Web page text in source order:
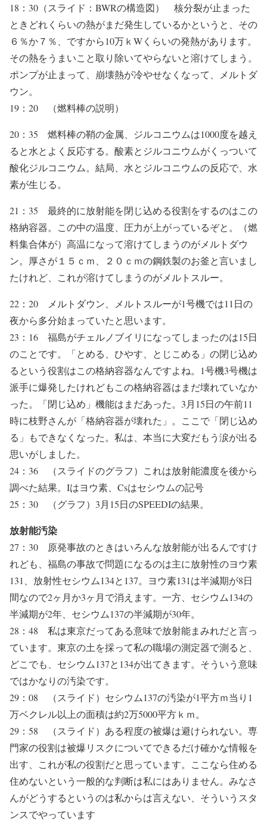
18：30（スライド：BWRの構造図） 核分裂が止まった
ときどれくらいの熱がまだ発生しているかというと、その
６％か７％、ですから10万ｋWくらいの発熱があります。
その熱をうまいこと取り除いてやらないと溶けてしまう。
ポンプが止まって、崩壊熱が冷やせなくなって、メルトダ
ウン。
19：20 （燃料棒の説明）
20：35 燃料棒の鞘の金属、ジルコニウムは1000度を越え
ると水とよく反応する。酸素とジルコニウムがくっついて
酸化ジルコニウム。結局、水とジルコニウムの反応で、水
素が生じる。
21：35 最終的に放射能を閉じ込める役割をするのはこの
格納容器。この中の温度、圧力が上がっているぞと。（燃
料集合体が）高温になって溶けてしまうのがメルトダウ
ン。厚さが１５ｃｍ、２０ｃｍの鋼鉄製のお釜と言いまし
たけれど、これが溶けてしまうのがメルトスルー。
22：20 メルトダウン、メルトスルーが1号機では11日の
夜から多分始まっていたと思います。
23：16 福島がチェルノブイリになってしまったのは15日
のことです。「とめる、ひやす、とじこめる」の閉じ込め
るという役割はこの格納容器なんですよね。1号機3号機は
派手に爆発したけれどもこの格納容器はまだ壊れていなか
った。「閉じ込め」機能はまだあった。3月15日の午前11
時に枝野さんが「格納容器が壊れた」。ここで「閉じ込め
る」もできなくなった。私は、本当に大変だもう涙が出る
思いがしました。
24：36 （スライドのグラフ）これは放射能濃度を後から
調べた結果。Iはヨウ素、Csはセシウムの記号
25：30 （グラフ）3月15日のSPEEDIの結果。
放射能汚染
27：30 原発事故のときはいろんな放射能が出るんですけ
れども、福島の事故で問題になるのは主に放射性のヨウ素
131、放射性セシウム134と137。ヨウ素131は半減期が8日
間なので2ヶ月か3ヶ月で消えます。一方、セシウム134の
半減期が2年、セシウム137の半減期が30年。
28：48 私は東京だってある意味で放射能まみれだと言っ
ています。東京の土を採って私の職場の測定器で測ると、
どこでも、セシウム137と134が出てきます。そういう意味
ではかなりの汚染です。
29：08 （スライド）セシウム137の汚染が1平方ｍ当り1
万ベクレル以上の面積は約2万5000平方ｋｍ。
29：58 （スライド）ある程度の被爆は避けられない。専
門家の役割は被爆リスクについてできるだけ確かな情報を
出す、これが私の役割だと思っています。ここなら住める
住めないという一般的な判断は私にはありません。みなさ
んがどうするというのは私からは言えない、そういうスタ
ンスでやっています